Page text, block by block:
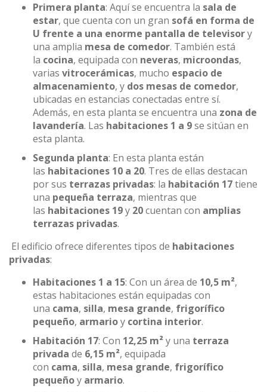
Primera planta: Aquí se encuentra la sala de
estar, que cuenta con un gran sofá en forma de
U frente a una enorme pantalla de televisory
una amplia mesa de comedor. También está
la cocina, equipada con neveras, microondas,
varias vitrocerámicas, mucho espacio de
almacenamiento, y dos mesas de comedor,
ubicadas en estancias conectadas entre sí.
Además, en esta planta se encuentra una zona de
lavandería. Las habitaciones 1 a 9se sitúan en
esta planta.
Segunda planta: En esta planta están
las habitaciones 10 a 20. Tres de ellas destacan
por sus terrazas privadas: la habitación 17tiene
una pequeña terraza, mientras que
las habitaciones 19y 20cuentan con amplias
terrazas privadas.
El edificio ofrece diferentes tipos de habitaciones
privadas:
Habitaciones 1 a 15: Con un área de 10,5 m²,
estas habitaciones están equipadas con
una cama, silla, mesa grande, frigorífico
pequeño, armarioy cortina interior.
Habitación 17: Con 12,25 m²y una terraza
privada de 6,15 m², equipada
con cama, silla, mesa grande, frigorífico
pequeñoy armario.